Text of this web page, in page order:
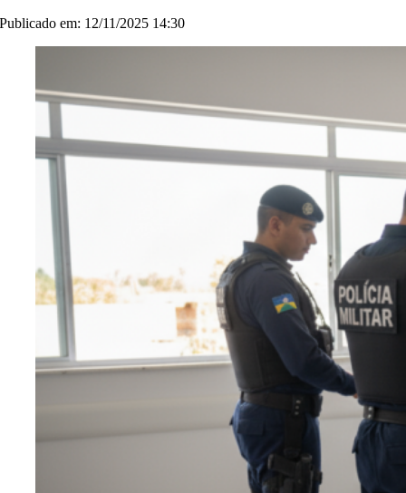
Publicado em: 12/11/2025 14:30